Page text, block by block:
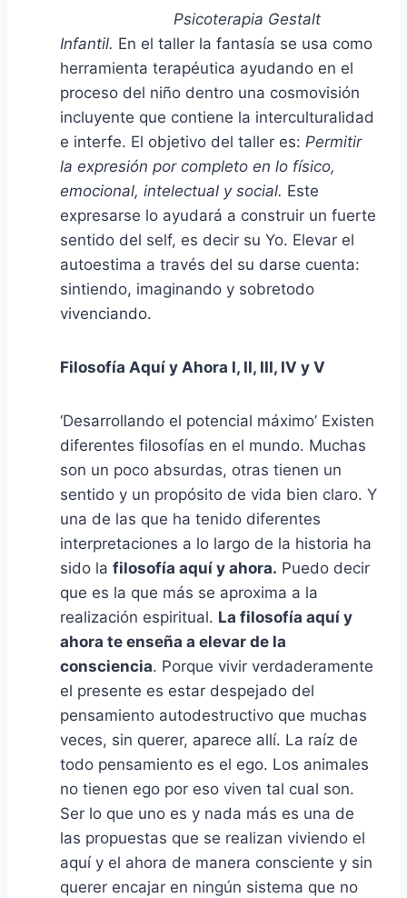
Psicoterapia Gestalt
Infantil. En el taller la fantasía se usa como
herramienta terapéutica ayudando en el
proceso del niño dentro una cosmovisión
incluyente que contiene la interculturalidad
e interfe. El objetivo del taller es: Permitir
la expresión por completo en lo físico,
emocional, intelectual y social. Este
expresarse lo ayudará a construir un fuerte
sentido del self, es decir su Yo. Elevar el
autoestima a través del su darse cuenta:
sintiendo, imaginando y sobretodo
vivenciando.
Filosofía Aquí y Ahora I, II, III, IV y V
‘Desarrollando el potencial máximo’ Existen
diferentes filosofías en el mundo. Muchas
son un poco absurdas, otras tienen un
sentido y un propósito de vida bien claro. Y
una de las que ha tenido diferentes
interpretaciones a lo largo de la historia ha
sido la filosofía aquí y ahora. Puedo decir
que es la que más se aproxima a la
realización espiritual. La filosofía aquí y
ahora te enseña a elevar de la
consciencia. Porque vivir verdaderamente
el presente es estar despejado del
pensamiento autodestructivo que muchas
veces, sin querer, aparece allí. La raíz de
todo pensamiento es el ego. Los animales
no tienen ego por eso viven tal cual son.
Ser lo que uno es y nada más es una de
las propuestas que se realizan viviendo el
aquí y el ahora de manera consciente y sin
querer encajar en ningún sistema que no